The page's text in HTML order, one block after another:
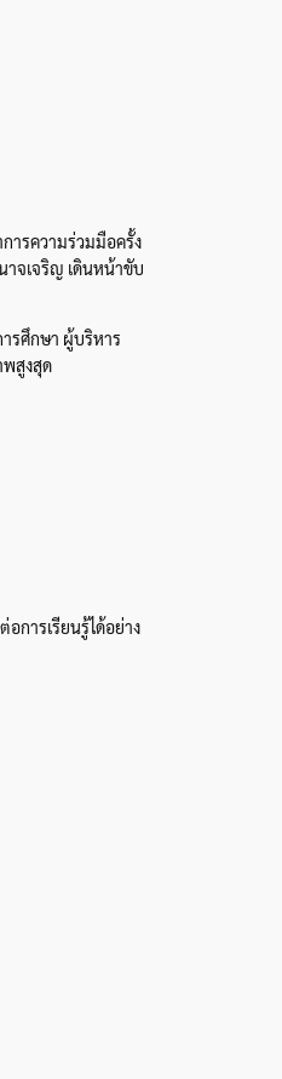
ารความร่วมมือครั้ง
าจเจริญ เดินหน้าขับ
รศึกษา ผู้บริหาร
พสูงสุด
การเรียนรู้ได้อย่าง